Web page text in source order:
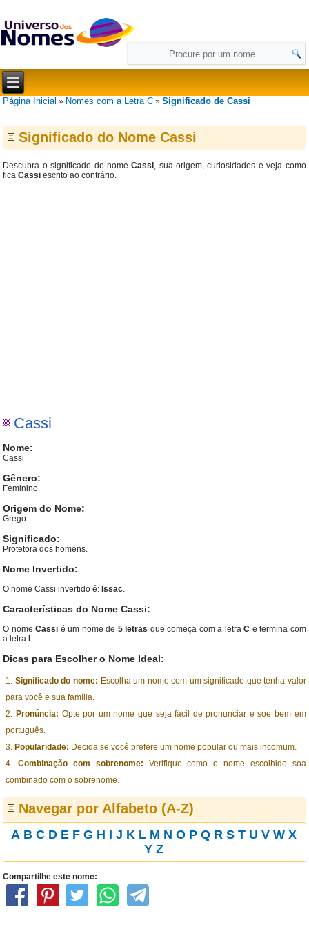
Página Inicial » Nomes com a Letra C »Significado de Cassi
Significado do Nome Cassi
Descubra o significado do nomeCassi, sua origem, curiosidades e veja como
ficaCassi escrito ao contrário.
Cassi
Nome:
Cassi
Gênero:
Feminino
Origem do Nome:
Grego
Significado:
Protetora dos homens.
Nome Invertido:
O nome Cassi invertido é: Issac.
Características do Nome Cassi:
O nomeCassi é um nome de 5 letras que começa com a letraC e termina com
a letra .
Dicas para Escolher o Nome Ideal:
Significado do nome: Escolha um nome com um significado que tenha valor
para você e sua família.
Pronúncia: Opte por um nome que seja fácil de pronunciar e soe bem em
português.
Popularidade: Decida se você prefere um nome popular ou mais incomum.
Combinação com sobrenome: Verifique como o nome escolhido soa
combinado com o sobrenome.
Navegar por Alfabeto (A-Z)
A B C D E F G H I J K L M N O P Q R S T U V W X
Y Z
Compartilhe este nome: